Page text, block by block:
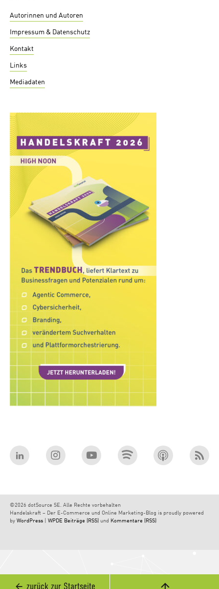
Autorinnen und Autoren
Impressum & Datenschutz
Kontakt
Links
Mediadaten
©2026 dotSource SE. Alle Rechte vorbehalten
Handelskraft – Der E-Commerce und Online Marketing-Blog is proudly powered
by WordPress WPDE Beiträge (RSS) und Kommentare (RSS)
zurück zur Startseite